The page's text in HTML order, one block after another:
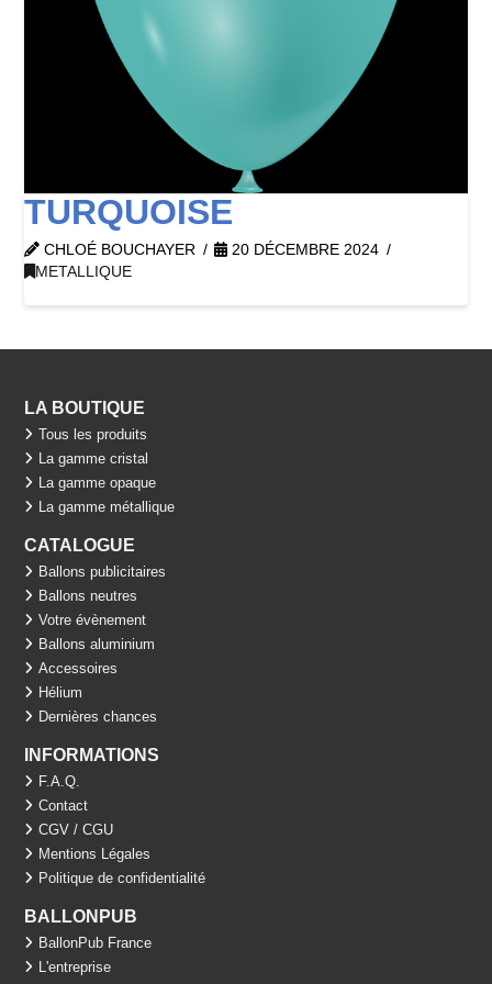
TURQUOISE
CHLOÉ BOUCHAYER
20 DÉCEMBRE 2024
METALLIQUE
LA BOUTIQUE
Tous les produits
La gamme cristal
La gamme opaque
La gamme métallique
CATALOGUE
Ballons publicitaires
Ballons neutres
Votre évènement
Ballons aluminium
Accessoires
Hélium
Dernières chances
INFORMATIONS
F.A.Q.
Contact
CGV / CGU
Mentions Légales
Politique de confidentialité
BALLONPUB
BallonPub France
L'entreprise